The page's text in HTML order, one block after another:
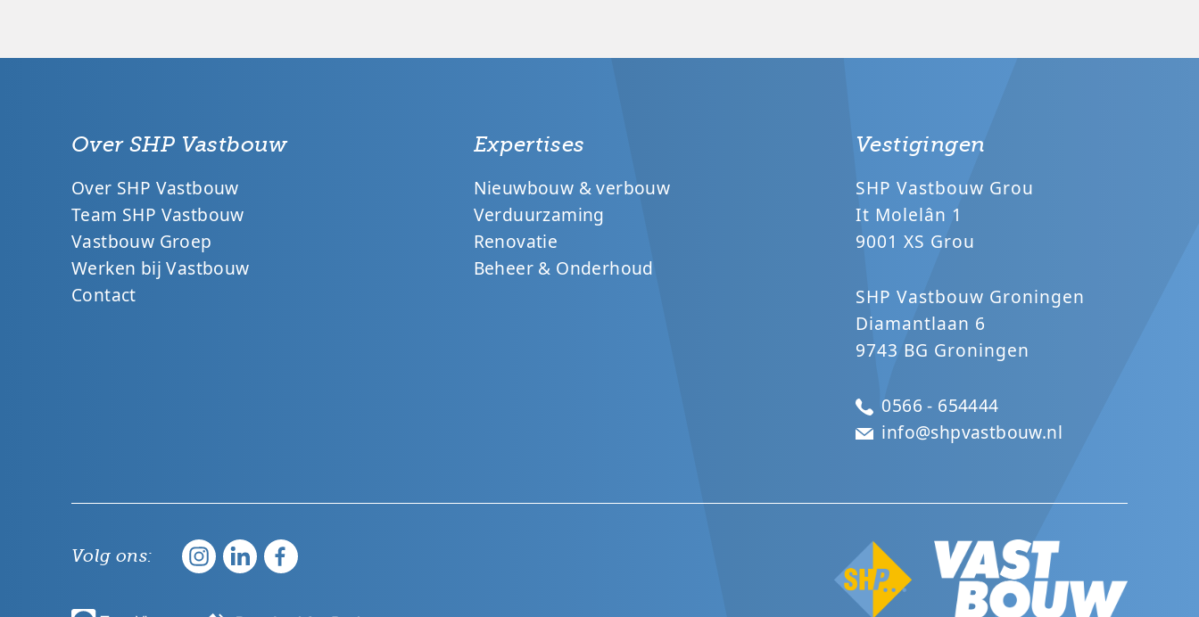
Over SHP Vastbouw
Over SHP Vastbouw
Team SHP Vastbouw
Vastbouw Groep
Werken bij Vastbouw
Contact
Expertises
Nieuwbouw & verbouw
Verduurzaming
Renovatie
Beheer & Onderhoud
Vestigingen
SHP Vastbouw Grou
It Molelân 1
9001 XS Grou
SHP Vastbouw Groningen
Diamantlaan 6
9743 BG Groningen
0566 - 654444
info@shpvastbouw.nl
Volg ons: